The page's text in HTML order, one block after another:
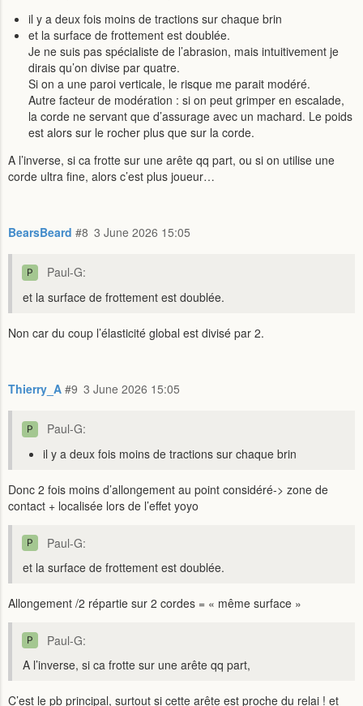
il y a deux fois moins de tractions sur chaque brin
et la surface de frottement est doublée.
Je ne suis pas spécialiste de l’abrasion, mais intuitivement je
dirais qu’on divise par quatre.
Si on a une paroi verticale, le risque me parait modéré.
Autre facteur de modération : si on peut grimper en escalade,
la corde ne servant que d’assurage avec un machard. Le poids
est alors sur le rocher plus que sur la corde.
A l’inverse, si ca frotte sur une arête qq part, ou si on utilise une
corde ultra fine, alors c’est plus joueur…
BearsBeard 3 June 2026 15:05
#8
Paul-G:
et la surface de frottement est doublée.
Non car du coup l’élasticité global est divisé par 2.
Thierry_A 3 June 2026 15:05
#9
Paul-G:
il y a deux fois moins de tractions sur chaque brin
Donc 2 fois moins d’allongement au point considéré-> zone de
contact + localisée lors de l’effet yoyo
Paul-G:
et la surface de frottement est doublée.
Allongement /2 répartie sur 2 cordes = « même surface »
Paul-G:
A l’inverse, si ca frotte sur une arête qq part,
C’est le pb principal, surtout si cette arête est proche du relai ! et